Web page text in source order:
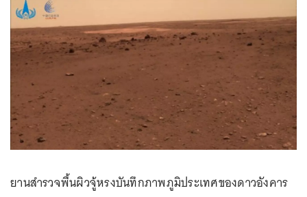
ยานสำรวจพื้นผิวจู้หรงบันทึกภาพภูมิประเทศของดาวอังคาร